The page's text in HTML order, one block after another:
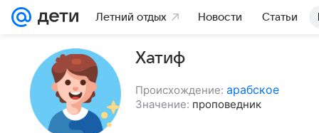
Летний отдых Новости Статьи
Хатиф
Происхождение: арабское
Значение: проповедник